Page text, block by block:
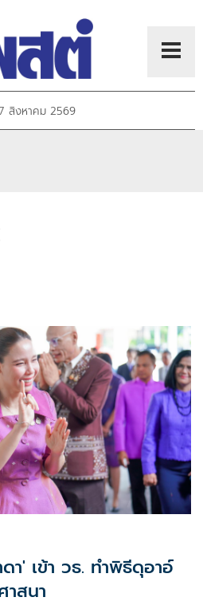
สิงหาคม 2569
า' เข้า วธ. ทำพิธีดุอาอ์
สนา